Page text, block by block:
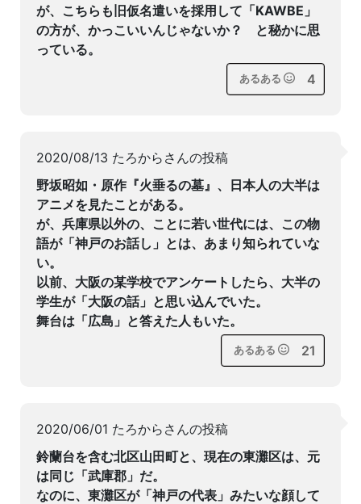
が、こちらも旧仮名遣いを採用して「KAWBE」
の方が、かっこいいんじゃないか？ と秘かに思
っている。
あるある 4
2020/08/13 たろからさんの投稿
野坂昭如・原作『火垂るの墓』、日本人の大半は
アニメを見たことがある。
が、兵庫県以外の、ことに若い世代には、この物
語が「神戸のお話し」とは、あまり知られていな
い。
以前、大阪の某学校でアンケートしたら、大半の
学生が「大阪の話」と思い込んでいた。
舞台は「広島」と答えた人もいた。
あるある 21
2020/06/01 たろからさんの投稿
鈴蘭台を含む北区山田町と、現在の東灘区は、元
は同じ「武庫郡」だ。
なのに、東灘区が「神戸の代表」みたいな顔して